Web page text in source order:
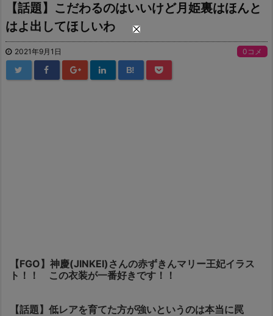
【話題】こだわるのはいいけど月姫裏はほんと
はよ出してほしいわ
2021年9月1日 0コメ
B!
【FGO】神慶(JINKEI)さんの赤ずきんマリー王妃イラス
ト！！ この衣装が一番好きです！！
【話題】低レアを育てた方が強いというのは本当に罠